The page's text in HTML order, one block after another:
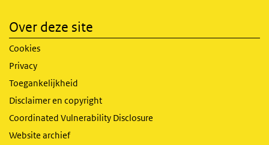
Over deze site
Cookies
Privacy
Toegankelijkheid
Disclaimer en copyright
Coordinated Vulnerability Disclosure
Website archief